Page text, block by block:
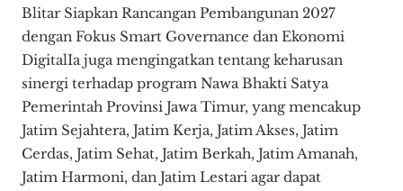
Blitar Siapkan Rancangan Pembangunan 2027
dengan Fokus Smart Governance dan Ekonomi
DigitalIa juga mengingatkan tentang keharusan
sinergi terhadap program Nawa Bhakti Satya
Pemerintah Provinsi Jawa Timur, yang mencakup
Jatim Sejahtera, Jatim Kerja, Jatim Akses, Jatim
Cerdas, Jatim Sehat, Jatim Berkah, Jatim Amanah,
Jatim Harmoni, dan Jatim Lestari agar dapat